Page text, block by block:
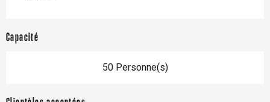
Capacité
50 Personne(s)